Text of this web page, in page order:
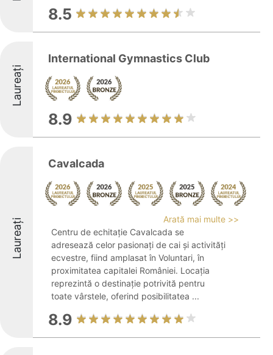
8.5
Laureați
International Gymnastics Club
8.9
Laureați
Cavalcada
Arată mai multe >>
Centru de echitație Cavalcada se
adresează celor pasionați de cai și activități
ecvestre, fiind amplasat în Voluntari, în
proximitatea capitalei României. Locația
reprezintă o destinație potrivită pentru
toate vârstele, oferind posibilitatea ...
8.9